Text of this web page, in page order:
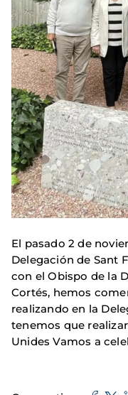
El pasado 2 de
Delegación de Sant
con el Obispo de la
Cortés, hemos
realizando en la
tenemos que
Unides Vamos a